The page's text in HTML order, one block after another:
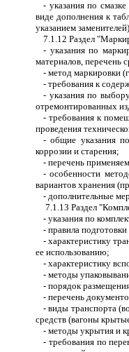
- указания по
виде дополнения к
указанием
7.1.12 Раздел
- указания по
материалов, перечень
- метод маркировки
- требования к
- указания по
отремонтированных
- требования к
проведения
- общие указания
коррозии и старения;
- перечень
- особенности
вариантов хранения
- дополнительные
7.1.13 Раздел
- указания по
- правила
- характеристику
ее использованию;
- характеристику
- методы
- порядок
- перечень
- виды транспорта
средств (вагоны
- методы укрытия и
- требования по